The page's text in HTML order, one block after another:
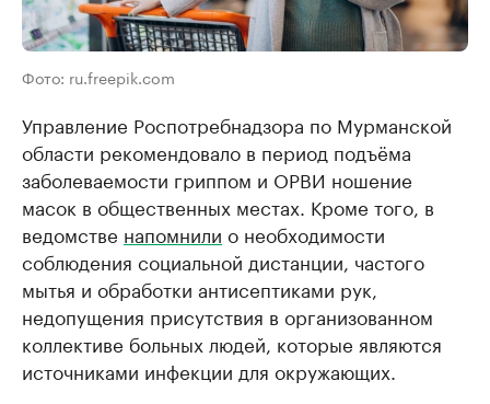
Фото: ru.freepik.com
Управление Роспотребнадзора по Мурманской
области рекомендовало в период подъёма
заболеваемости гриппом и ОРВИ ношение
масок в общественных местах. Кроме того, в
ведомстве напомнили о необходимости
соблюдения социальной дистанции, частого
мытья и обработки антисептиками рук,
недопущения присутствия в организованном
коллективе больных людей, которые являются
источниками инфекции для окружающих.